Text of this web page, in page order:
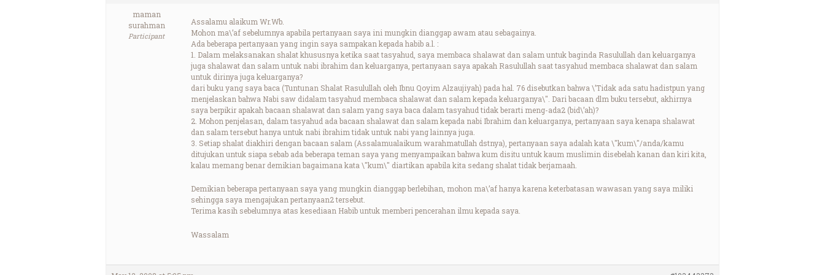
maman
surahman
Participant
Assalamu alaikum Wr.Wb.
Mohon ma\’af sebelumnya apabila pertanyaan saya ini mungkin dianggap awam atau sebagainya.
Ada beberapa pertanyaan yang ingin saya sampakan kepada habib a.l. :
1. Dalam melaksanakan shalat khususnya ketika saat tasyahud, saya membaca shalawat dan salam untuk baginda Rasulullah dan keluarganya
juga shalawat dan salam untuk nabi ibrahim dan keluarganya, pertanyaan saya apakah Rasulullah saat tasyahud membaca shalawat dan salam
untuk dirinya juga keluarganya?
dari buku yang saya baca (Tuntunan Shalat Rasulullah oleh Ibnu Qoyim Alzaujiyah) pada hal. 76 disebutkan bahwa \’Tidak ada satu hadistpun yang
menjelaskan bahwa Nabi saw didalam tasyahud membaca shalawat dan salam kepada keluarganya\". Dari bacaan dlm buku tersebut, akhirnya
saya berpikir apakah bacaan shalawat dan salam yang saya baca dalam tasyahud tidak berarti meng-ada2 (bid\’ah)?
2. Mohon penjelasan, dalam tasyahud ada bacaan shalawat dan salam kepada nabi Ibrahim dan keluarganya, pertanyaan saya kenapa shalawat
dan salam tersebut hanya untuk nabi ibrahim tidak untuk nabi yang lainnya juga.
3. Setiap shalat diakhiri dengan bacaan salam (Assalamualaikum warahmatullah dstnya), pertanyaan saya adalah kata \"kum\"/anda/kamu
ditujukan untuk siapa sebab ada beberapa teman saya yang menyampaikan bahwa kum disitu untuk kaum muslimin disebelah kanan dan kiri kita,
kalau memang benar demikian bagaimana kata \"kum\" diartikan apabila kita sedang shalat tidak berjamaah.
Demikian beberapa pertanyaan saya yang mungkin dianggap berlebihan, mohon ma\’af hanya karena keterbatasan wawasan yang saya miliki
sehingga saya mengajukan pertanyaan2 tersebut.
Terima kasih sebelumnya atas kesediaan Habib untuk memberi pencerahan ilmu kepada saya.
Wassalam